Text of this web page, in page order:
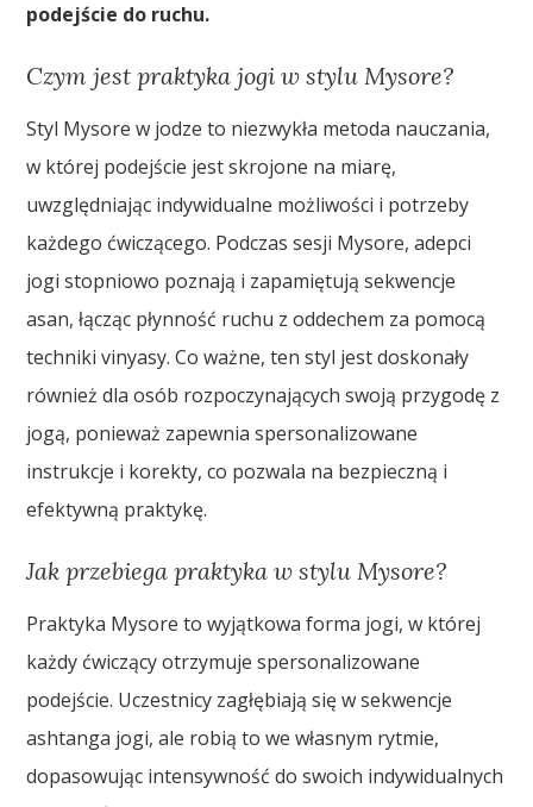
podejście do ruchu.
Czym jest praktyka jogi w stylu Mysore?
Styl Mysore w jodze to niezwykła metoda nauczania,
w której podejście jest skrojone na miarę,
uwzględniając indywidualne możliwości i potrzeby
każdego ćwiczącego. Podczas sesji Mysore, adepci
jogi stopniowo poznają i zapamiętują sekwencje
asan, łącząc płynność ruchu z oddechem za pomocą
techniki vinyasy. Co ważne, ten styl jest doskonały
również dla osób rozpoczynających swoją przygodę z
jogą, ponieważ zapewnia spersonalizowane
instrukcje i korekty, co pozwala na bezpieczną i
efektywną praktykę.
Jak przebiega praktyka w stylu Mysore?
Praktyka Mysore to wyjątkowa forma jogi, w której
każdy ćwiczący otrzymuje spersonalizowane
podejście. Uczestnicy zagłębiają się w sekwencje
ashtanga jogi, ale robią to we własnym rytmie,
dopasowując intensywność do swoich indywidualnych